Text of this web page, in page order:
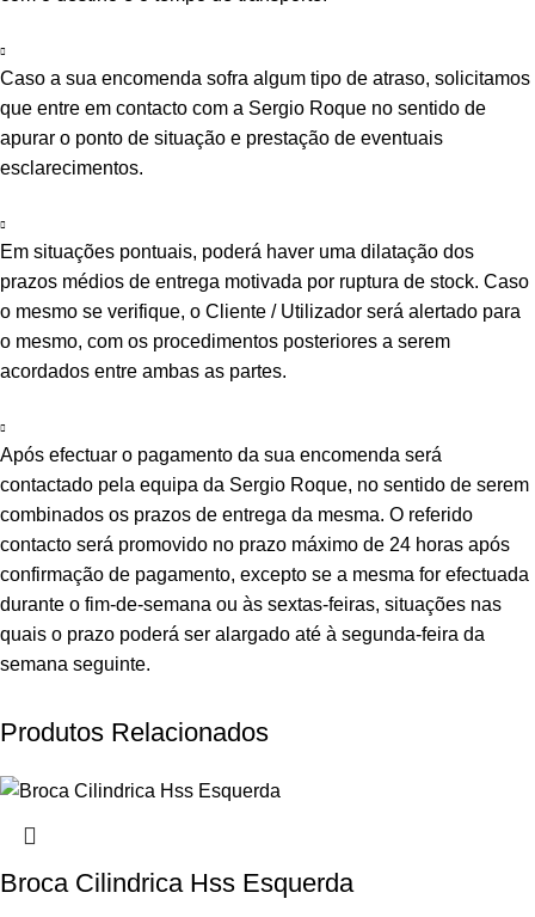
Caso a sua encomenda sofra algum tipo de atraso, solicitamos
que entre em contacto com a Sergio Roque no sentido de
apurar o ponto de situação e prestação de eventuais
esclarecimentos.
Em situações pontuais, poderá haver uma dilatação dos
prazos médios de entrega motivada por ruptura de stock. Caso
o mesmo se verifique, o Cliente / Utilizador será alertado para
o mesmo, com os procedimentos posteriores a serem
acordados entre ambas as partes.
Após efectuar o pagamento da sua encomenda será
contactado pela equipa da Sergio Roque, no sentido de serem
combinados os prazos de entrega da mesma. O referido
contacto será promovido no prazo máximo de 24 horas após
confirmação de pagamento, excepto se a mesma for efectuada
durante o fim-de-semana ou às sextas-feiras, situações nas
quais o prazo poderá ser alargado até à segunda-feira da
semana seguinte.
Produtos Relacionados
Broca Cilindrica Hss Esquerda